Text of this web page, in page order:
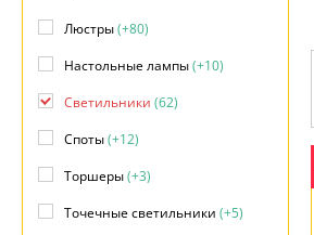
Дизайнерам
Бренды
Контакты
Люстры(+80)
Настольные лампы(+10)
Светильники (62)
Споты(+12)
Торшеры(+3)
Точечные светильники (+5)